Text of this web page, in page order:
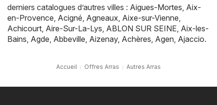
derniers catalogues d’autres villes : Aigues-Mortes, Aix-
en-Provence, Acigné, Agneaux, Aixe-sur-Vienne,
Achicourt, Aire-Sur-La-Lys, ABLON SUR SEINE, Aix-les-
Bains, Agde, Abbeville, Aizenay, Achères, Agen, Ajaccio.
Accueil Offres Arras Autres Arras